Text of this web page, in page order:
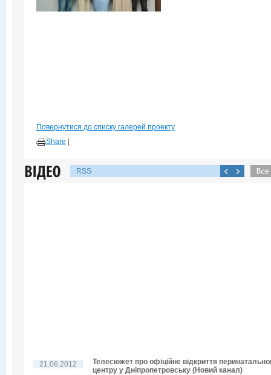
Повернутися до списку галерей проекту
Share
RSS
21.06.2012
Телесюжет про офіційне відкриття
центру у Дніпропетровську (Новий канал)